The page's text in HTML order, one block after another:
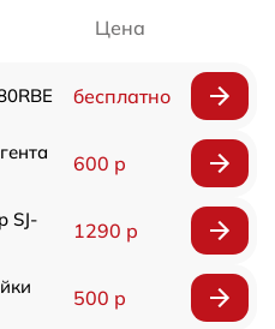
Цена
бесплатно
600 р
SJ-
1290 р
500 р